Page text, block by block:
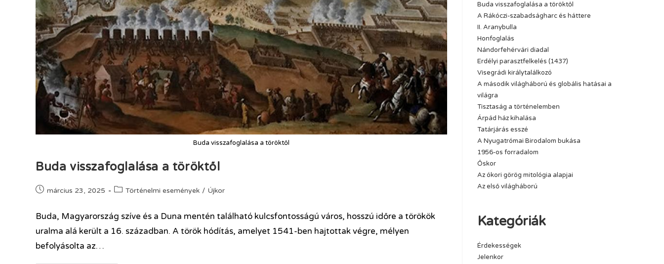
Buda visszafoglalása a töröktől
Buda visszafoglalása a töröktől
március 23, 2025 Történelmi események / Újkor
Buda, Magyarország szíve és a Duna mentén található kulcsfontosságú város, hosszú időre a törökök
uralma alá került a 16. században. A török hódítás, amelyet 1541-ben hajtottak végre, mélyen
befolyásolta az…
Buda visszafoglalása a töröktől
A Rákóczi-szabadságharc és háttere
II. Aranybulla
Honfoglalás
Nándorfehérvári diadal
Erdélyi parasztfelkelés (1437)
Visegrádi királytalálkozó
A második világháború és globális hatásai a
világra
Tisztaság a történelemben
Árpád ház kihalása
Tatárjárás esszé
A Nyugatrómai Birodalom bukása
1956-os forradalom
Őskor
Az ókori görög mitológia alapjai
Az első világháború
Kategóriák
Érdekességek
Jelenkor